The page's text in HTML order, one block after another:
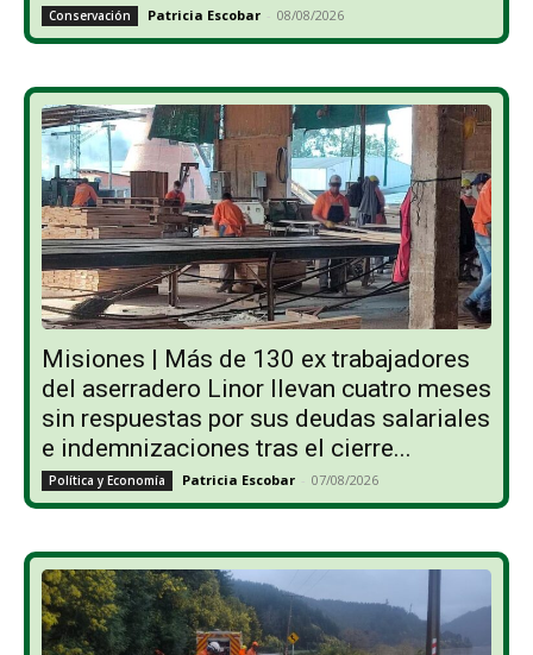
Conservación Patricia Escobar - 08/08/2026
Misiones | Más de 130 ex trabajadores
del aserradero Linor llevan cuatro meses
sin respuestas por sus deudas salariales
e indemnizaciones tras el cierre...
Política y Economía Patricia Escobar - 07/08/2026